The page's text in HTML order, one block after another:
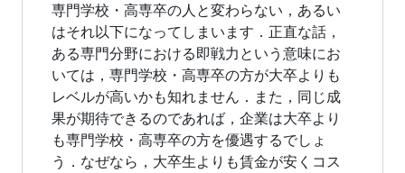
専門学校・高専卒の人と変わらない，あるい
はそれ以下になってしまいます．正直な話，
ある専門分野における即戦力という意味にお
いては，専門学校・高専卒の方が大卒よりも
レベルが高いかも知れません．また，同じ成
果が期待できるのであれば，企業は大卒より
も専門学校・高専卒の方を優遇するでしょ
う．なぜなら，大卒生よりも賃金が安くコス